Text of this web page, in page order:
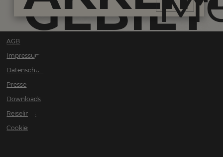
GEBIET
SOLU-
AGB
Impressum
Datenschutz
Presse
Downloads
Reiselinks
Cookies